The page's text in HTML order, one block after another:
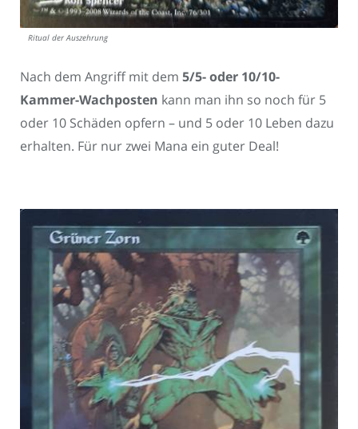
Ritual der Auszehrung
Nach dem Angriff mit dem 5/5- oder 10/10-
Kammer-Wachposten kann man ihn so noch für 5
oder 10 Schäden opfern – und 5 oder 10 Leben dazu
erhalten. Für nur zwei Mana ein guter Deal!